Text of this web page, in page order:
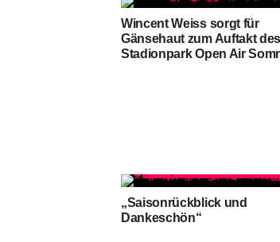
Wincent Weiss sorgt für
Gänsehaut zum Auftakt des
Stadionpark Open Air
„Saisonrückblick und
Dankeschön“